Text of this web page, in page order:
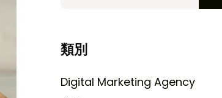
類別
Digital Marketing Agency